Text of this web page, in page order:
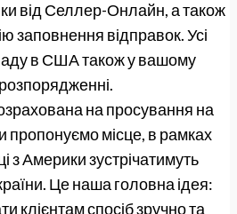
від Селлер-Онлайн, а також
заповнення відправок. Усі
в США також у вашому
розпорядженні.
на просування на
місце, в рамках
з Америки зустрічатимуть
Це наша головна ідея:
клієнтам спосіб зручно та